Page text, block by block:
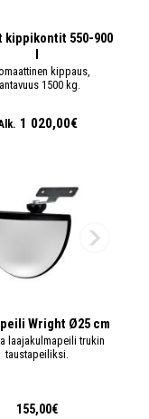
kippikontit 550-900
kippaus,
1500 kg.
1 020,00€
Wright Ø25 cm
laajakulmapeili trukin
taustapeiliksi.
155,00€